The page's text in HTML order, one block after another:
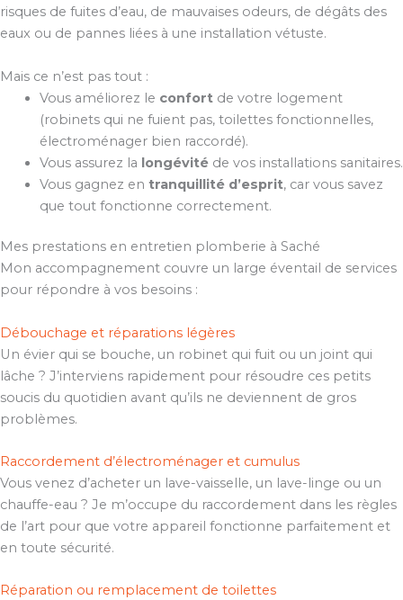
risques de fuites d’eau, de mauvaises odeurs, de dégâts des
eaux ou de pannes liées à une installation vétuste.
Mais ce n’est pas tout :
Vous améliorez le confortde votre logement
(robinets qui ne fuient pas, toilettes fonctionnelles,
électroménager bien raccordé).
Vous assurez la longévitéde vos installations sanitaires.
Vous gagnez en tranquillité d’esprit, car vous savez
que tout fonctionne correctement.
Mes prestations en entretien plomberie à Saché
Mon accompagnement couvre un large éventail de services
pour répondre à vos besoins :
Débouchage et réparations légères
Un évier qui se bouche, un robinet qui fuit ou un joint qui
lâche ? J’interviens rapidement pour résoudre ces petits
soucis du quotidien avant qu’ils ne deviennent de gros
problèmes.
Raccordement d’électroménager et cumulus
Vous venez d’acheter un lave-vaisselle, un lave-linge ou un
chauffe-eau ? Je m’occupe du raccordement dans les règles
de l’art pour que votre appareil fonctionne parfaitement et
en toute sécurité.
Réparation ou remplacement de toilettes